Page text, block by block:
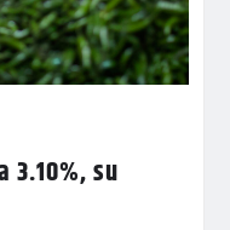
3.10%, su